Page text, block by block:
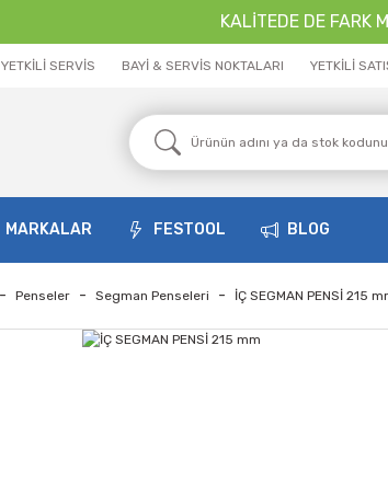
KALİTEDE DE FARK
YETKİLİ SERVİS BAYİ & SERVİS NOKTALARI YETKİLİ
MARKALAR FESTOOL BLOG
Penseler Segman Penseleri İÇ SEGMAN PENSİ 215